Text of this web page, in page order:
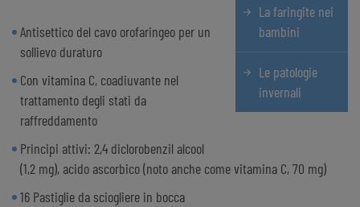
La faringite nei
bambini
Le patologie
invernali
Antisettico del cavo orofaringeo per un
sollievo duraturo
Con vitamina C, coadiuvante nel
trattamento degli stati da
raffreddamento
Principi attivi: 2,4 diclorobenzil alcool
(1,2 mg), acido ascorbico (noto anche come vitamina C, 70 mg)
16 Pastiglie da sciogliere in bocca